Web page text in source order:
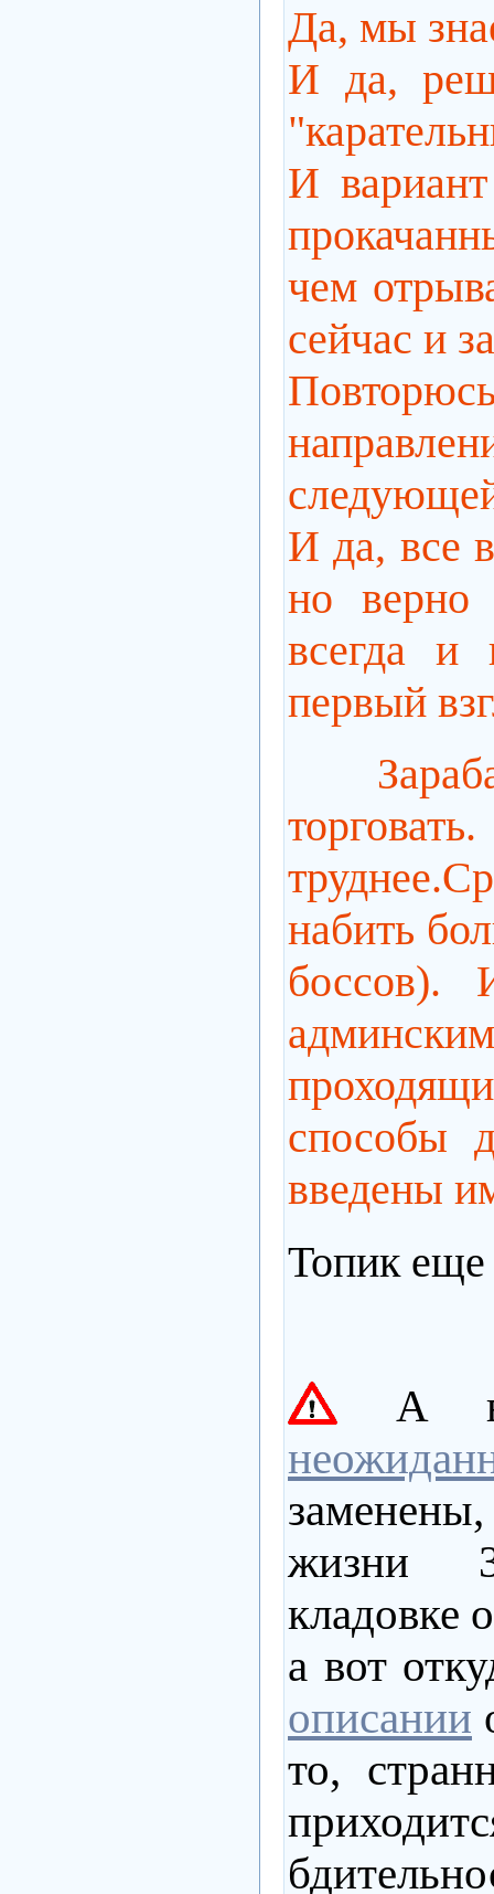
Да, мы
И да,
И
чем
сейчас и
И да, все
но верно
всегда
первый
торговать.
труднее.
набить
способы
введены
Топик еще
А
жизни
кладовке
а вот
описании
то,